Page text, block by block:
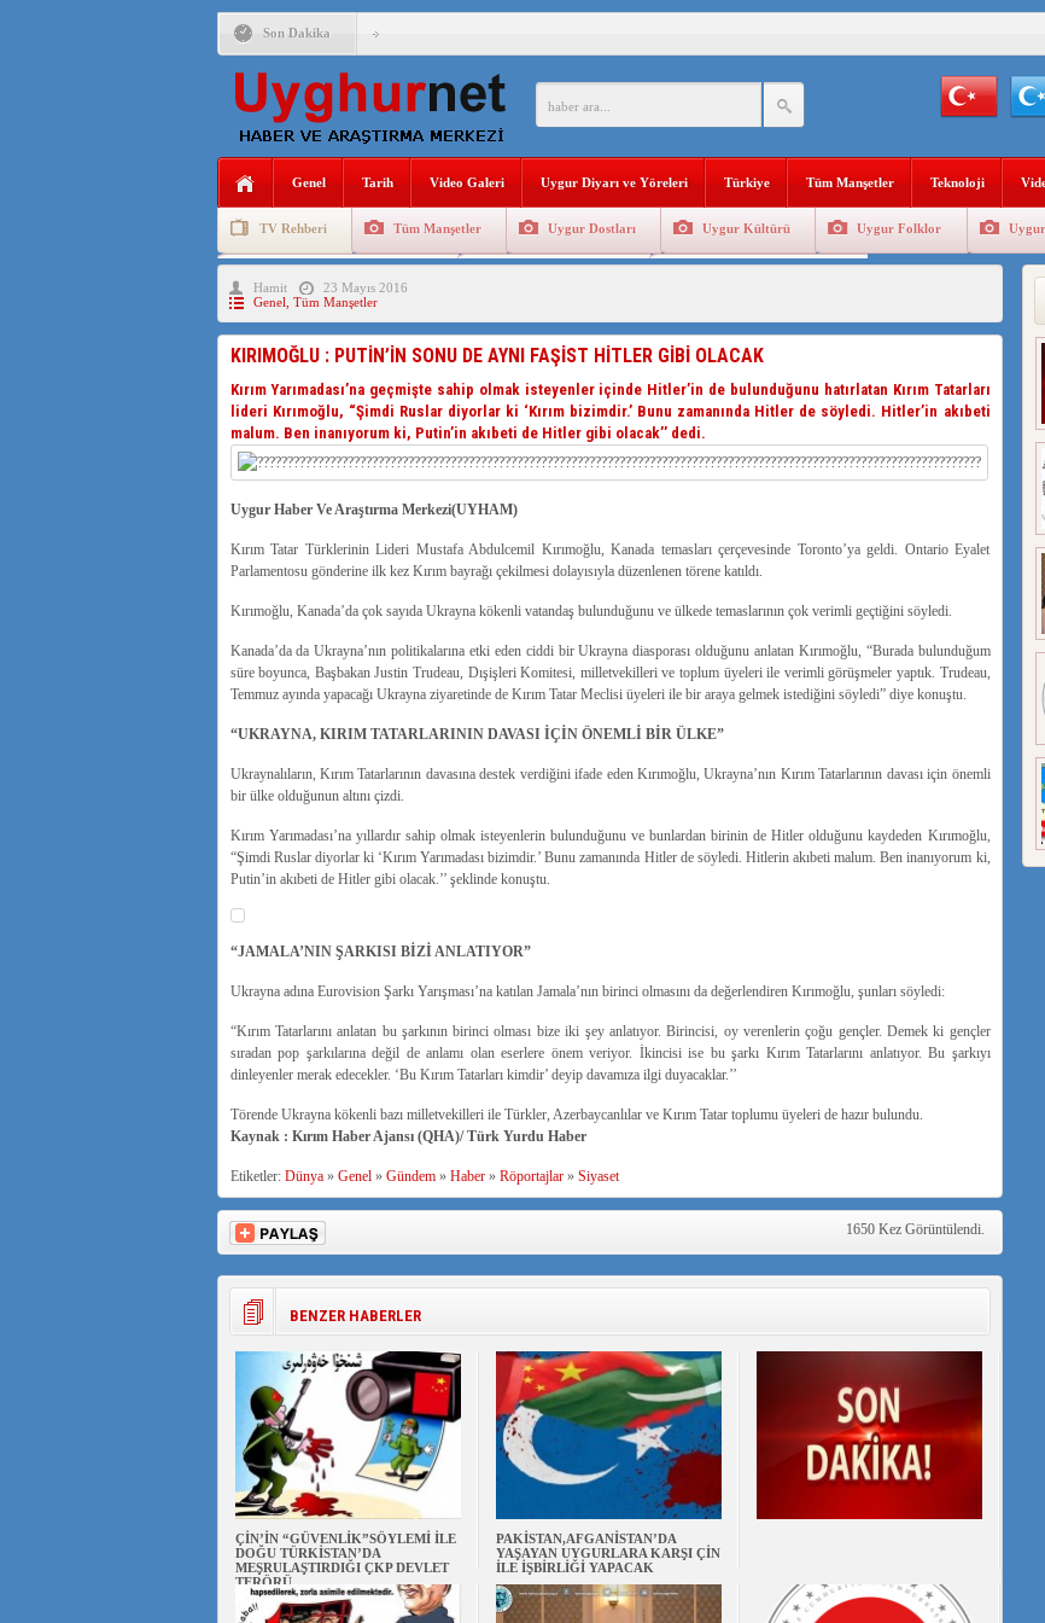
Son Dakika
ANAHTAR PARTİ GENEL BAŞKANI AĞIRALİOĞLU : ÇİN’İN UYGUR SOYKIRIMI BİR HAKİKATTIR!
ÇİN’İN DOĞU TÜRKİSTAN’DAKİ UYGULAMALARI SİSTEMATİK POSTMODERN BİR SOYKIRIMDIR!
DİYANET AKADEMİSİ BAŞKANI DOÇ.DR.KAAN : DOĞU TÜRKİSTAN BİZİM KIRMIZI ÇİZGİMİZDİR!”
150 YILDIR KAYNAYAN YARAMIZ : ÇİN İŞGALİNDEKİ DOĞU TÜRKİSTAN
MHP’DEN URUMÇİ KATLİAMI MESAJİ : 05.07.2009 URUMÇİ ŞEHİTLERİNİ RAHMETLE ANIYORUZ
ÇİN’İN ANKARA BÜYÜKELÇİSİ JİANG’İN TRABZON ZİYARETİ
Genel Tarih Video Galeri Uygur Diyarı ve Yöreleri Türkiye Tüm Manşetler Teknoloji
TV Rehberi Tüm Manşetler Uygur Dostları Uygur Kültürü Uygur Folklor
Uygurlarda Düğün ve Cenaze
Hamit
23 Mayıs 2016
Genel Tüm Manşetler
KIRIMOĞLU : PUTİN’İN SONU DE AYNI FAŞİST HİTLER GİBİ OLACAK
Kırım Yarımadası’na geçmişte sahip olmak isteyenler içinde Hitler’in de bulunduğunu hatırlatan Kırım Tatarları
lideri Kırımoğlu, “Şimdi Ruslar diyorlar ki ‘Kırım bizimdir.’ Bunu zamanında Hitler de söyledi. Hitler’in akıbeti
malum. Ben inanıyorum ki, Putin’in akıbeti de Hitler gibi olacak’’ dedi.
Uygur Haber Ve Araştırma Merkezi(UYHAM)
Kırım Tatar Türklerinin Lideri Mustafa Abdulcemil Kırımoğlu, Kanada temasları çerçevesinde Toronto’ya geldi. Ontario Eyalet
Parlamentosu gönderine ilk kez Kırım bayrağı çekilmesi dolayısıyla düzenlenen törene katıldı.
Kırımoğlu, Kanada’da çok sayıda Ukrayna kökenli vatandaş bulunduğunu ve ülkede temaslarının çok verimli geçtiğini söyledi.
Kanada’da da Ukrayna’nın politikalarına etki eden ciddi bir Ukrayna diasporası olduğunu anlatan Kırımoğlu, “Burada bulunduğum
süre boyunca, Başbakan Justin Trudeau, Dışişleri Komitesi, milletvekilleri ve toplum üyeleri ile verimli görüşmeler yaptık. Trudeau,
Temmuz ayında yapacağı Ukrayna ziyaretinde de Kırım Tatar Meclisi üyeleri ile bir araya gelmek istediğini söyledi” diye konuştu.
“UKRAYNA, KIRIM TATARLARININ DAVASI İÇİN ÖNEMLİ BİR ÜLKE”
Ukraynalıların, Kırım Tatarlarının davasına destek verdiğini ifade eden Kırımoğlu, Ukrayna’nın Kırım Tatarlarının davası için önemli
bir ülke olduğunun altını çizdi.
Kırım Yarımadası’na yıllardır sahip olmak isteyenlerin bulunduğunu ve bunlardan birinin de Hitler olduğunu kaydeden Kırımoğlu,
“Şimdi Ruslar diyorlar ki ‘Kırım Yarımadası bizimdir.’ Bunu zamanında Hitler de söyledi. Hitlerin akıbeti malum. Ben inanıyorum ki,
Putin’in akıbeti de Hitler gibi olacak.’’ şeklinde konuştu.
“JAMALA’NIN ŞARKISI BİZİ ANLATIYOR”
Ukrayna adına Eurovision Şarkı Yarışması’na katılan Jamala’nın birinci olmasını da değerlendiren Kırımoğlu, şunları söyledi:
“Kırım Tatarlarını anlatan bu şarkının birinci olması bize iki şey anlatıyor. Birincisi, oy verenlerin çoğu gençler. Demek ki gençler
sıradan pop şarkılarına değil de anlamı olan eserlere önem veriyor. İkincisi ise bu şarkı Kırım Tatarlarını anlatıyor. Bu şarkıyı
dinleyenler merak edecekler. ‘Bu Kırım Tatarları kimdir’ deyip davamıza ilgi duyacaklar.’’
Törende Ukrayna kökenli bazı milletvekilleri ile Türkler, Azerbaycanlılar ve Kırım Tatar toplumu üyeleri de hazır bulundu.
Kaynak : Kırım Haber Ajansı (QHA)/ Türk Yurdu Haber
Etiketler: Dünya» Genel» Gündem» Haber» Röportajlar» Siyaset
1650 Kez Görüntülendi.
BENZER HABERLER
ÇİN’İN “GÜVENLİK”SÖYLEMİ İLE
DOĞU TÜRKİSTAN’DA
MEŞRULAŞTIRDIĞI ÇKP DEVLET
TERÖRÜ
PAKİSTAN,AFGANİSTAN’DA
YAŞAYAN UYGURLARA KARŞI ÇİN
İLE İŞBİRLİĞİ YAPACAK